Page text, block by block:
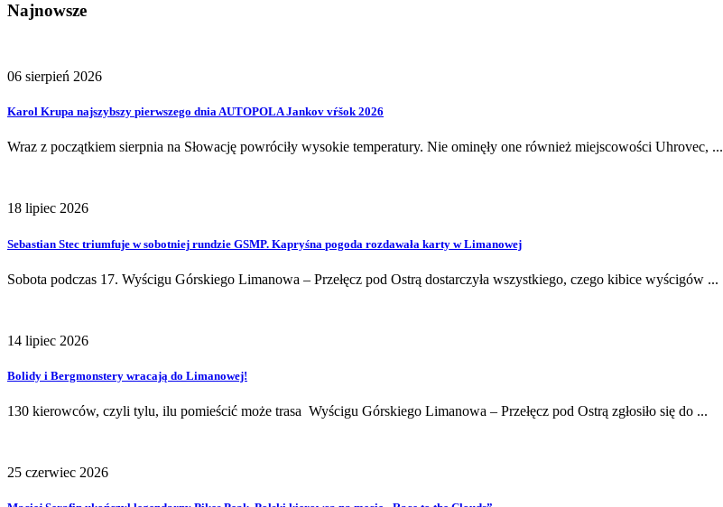
Najnowsze
06 sierpień 2026
Karol Krupa najszybszy pierwszego dniaAUTOPOLA Jankov vŕšok 2026
Wraz z początkiem sierpnia na Słowację powróciły wysokie temperatury. Nie ominęły one również miejscowości Uhrovec, ...
18 lipiec 2026
Sebastian Stec triumfuje w sobotniej rundzie GSMP. Kapryśna pogoda rozdawała karty w Limanowej
Sobota podczas 17. Wyścigu Górskiego Limanowa – Przełęcz pod Ostrą dostarczyła wszystkiego, czego kibice wyścigów ...
14 lipiec 2026
Bolidy i Bergmonstery wracają do Limanowej!
130 kierowców, czyli tylu, ilu pomieścić może trasa Wyścigu Górskiego Limanowa – Przełęcz pod Ostrą zgłosiło się do ...
25 czerwiec 2026